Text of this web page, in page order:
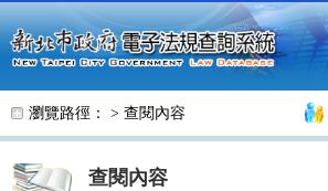
跳至主要內容
瀏覽路徑： > 查閱內容
查閱內容